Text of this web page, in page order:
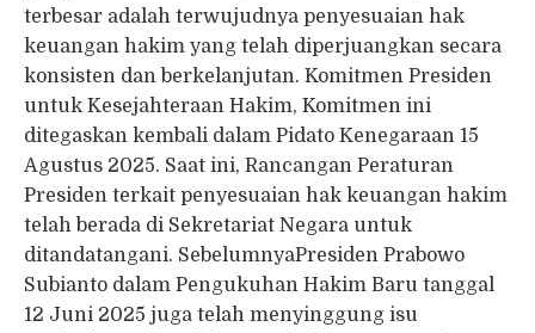
terbesar adalah terwujudnya penyesuaian hak
keuangan hakim yang telah diperjuangkan secara
konsisten dan berkelanjutan. Komitmen Presiden
untuk Kesejahteraan Hakim, Komitmen ini
ditegaskan kembali dalam Pidato Kenegaraan 15
Agustus 2025. Saat ini, Rancangan Peraturan
Presiden terkait penyesuaian hak keuangan hakim
telah berada di Sekretariat Negara untuk
ditandatangani. SebelumnyaPresiden Prabowo
Subianto dalam Pengukuhan Hakim Baru tanggal
12 Juni 2025 juga telah menyinggung isu